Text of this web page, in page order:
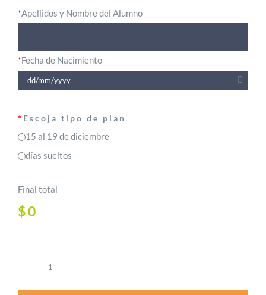
*Apellidos y Nombre del Alumno
*Fecha de Nacimiento
* Escoja tipo de plan
15 al 19 de diciembre
días sueltos
Final total
$0
Vacacional